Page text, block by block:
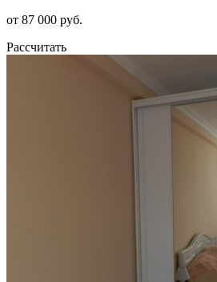
от 87 000 руб.
Рассчитать